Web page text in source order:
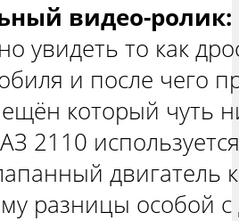
видео-ролик:
увидеть то как
и после чего
который чуть
2110
двигатель
разницы особой